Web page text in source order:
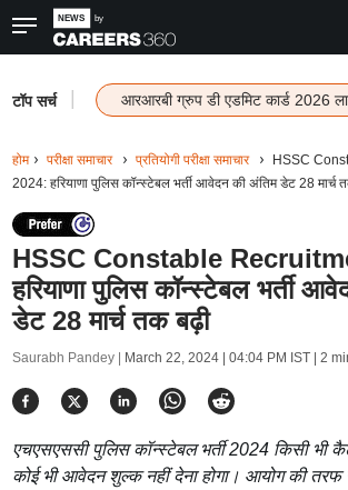
टॉप सर्च आरआरबी ग्रुप डी एडमिट कार्ड 2026
होम परीक्षा समाचार प्रतियोगी परीक्षा समाचार
HSSC
2024: हरियाणा पुलिस कॉन्स्टेबल भर्ती आवेदन की अंतिम डेट 28 मार्च
HSSC Constable
हरियाणा पुलिस कॉन्स्टेबल भर्ती
डेट 28 मार्च तक बढ़ी
Saurabh Pandey | March 22, 2024 | 04:04 PM IST| 2
एचएसएससी पुलिस कॉन्स्टेबल भर्ती 2024 किसी भी
कोई भी आवेदन शुल्क नहीं देना होगा। आयोग की